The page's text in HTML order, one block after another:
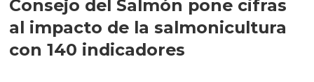
Consejo del Salmón pone cifras
al impacto de la salmonicultura
con 140 indicadores